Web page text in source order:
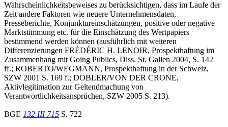
Wahrscheinlichkeitsbeweises zu berücksichtigen, dass im Laufe der
Zeit andere Faktoren wie neuere Unternehmensdaten,
Presseberichte, Konjunktureinschätzungen, positive oder negative
Marktstimmung etc. für die Einschätzung des Wertpapiers
bestimmend werden können (ausführlich mit weiteren
Differenzierungen FRÉDÉRIC H. LENOIR, Prospekthaftung im
Zusammenhang mit Going Publics, Diss. St. Gallen 2004, S. 142
ff.; ROBERTO/WEGMANN, Prospekthaftung in der Schweiz,
SZW 2001 S. 169 f.; DOBLER/VON DER CRONE,
Aktivlegitimation zur Geltendmachung von
Verantwortlichkeitsansprüchen, SZW 2005 S. 213).
BGE 132 III 715 S. 722